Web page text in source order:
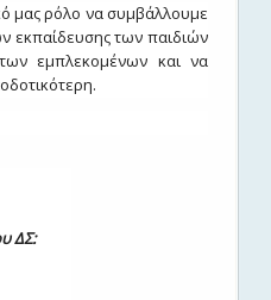
μας ρόλο να συμβάλλουμε
εκπαίδευσης των παιδιών
εμπλεκομένων και να
ΔΣ: